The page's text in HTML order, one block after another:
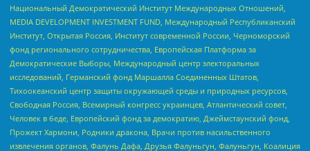
Национальный Демократический Институт Международных Отношений,
MEDIA DEVELOPMENT INVESTMENT FUND, Международный Республиканский
Институт, Открытая Россия, Институт современной России, Черноморский
фонд регионального сотрудничества, Европейская Платформа за
Демократические Выборы, Международный центр электоральных
исследований, Германский фонд Маршалла Соединенных Штатов,
Тихоокеанский центр защиты окружающей среды и природных ресурсов,
Свободная Россия, Всемирный конгресс украинцев, Атлантический совет,
Человек в беде, Европейский фонд за демократию, Джеймстаунский фонд,
Прожект Хармони, Родники дракона, Врачи против насильственного
извлечения органов, Фалунь Дафа, Друзья Фалуньгун, Фалуньгун, Коалиция